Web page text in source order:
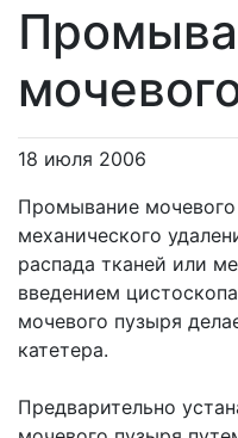
18 июля 2006
Промывание
механического
распада тканей или
введением
мочевого пузыря
катетера.
Предварительно